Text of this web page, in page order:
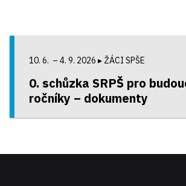
10. 6. – 4. 9. 2026 ▸ ŽÁCI SPŠE
0. schůzka SRPŠ pro
ročníky – dokumenty